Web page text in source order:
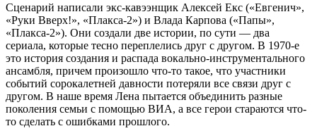
Сценарий написали экс-кавээнщик Алексей Екс («Евгенич»,
«Руки Вверх!», «Плакса-2») и Влада Карпова («Папы»,
«Плакса-2»). Они создали две истории, по сути — два
сериала, которые тесно переплелись друг с другом. В 1970-е
это история создания и распада вокально-инструментального
ансамбля, причем произошло что-то такое, что участники
событий сорокалетней давности потеряли все связи друг с
другом. В наше время Лена пытается объединить разные
поколения семьи с помощью ВИА, а все герои стараются что-
то сделать с ошибками прошлого.